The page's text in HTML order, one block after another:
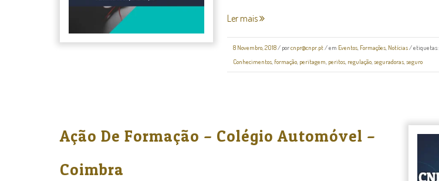
Ler mais
8 Novembro, 2018/ porcnpr@cnpr.pt/ em Eventos, Formações, Notícias/ etiquetas:
Conhecimentos, formação, peritagem peritos, regulação, seguradoras, seguro
Ação De Formação – Colégio Automóvel –
Coimbra